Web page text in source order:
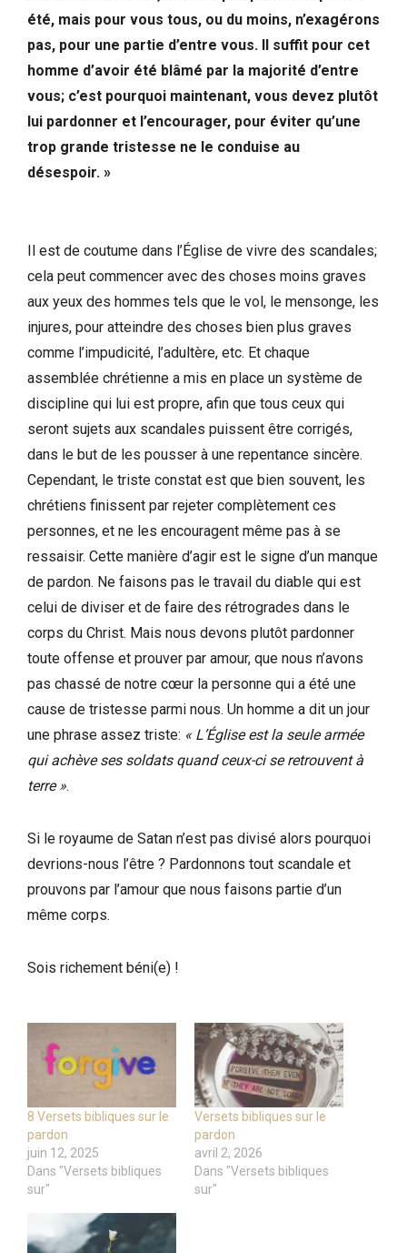
été, mais pour vous tous, ou du moins, n’exagérons
pas, pour une partie d’entre vous. Il suffit pour cet
homme d’avoir été blâmé par la majorité d’entre
vous; c’est pourquoi maintenant, vous devez plutôt
lui pardonner et l’encourager, pour éviter qu’une
trop grande tristesse ne le conduise au
désespoir. »
Il est de coutume dans l’Église de vivre des scandales;
cela peut commencer avec des choses moins graves
aux yeux des hommes tels que le vol, le mensonge, les
injures, pour atteindre des choses bien plus graves
comme l’impudicité, l’adultère, etc. Et chaque
assemblée chrétienne a mis en place un système de
discipline qui lui est propre, afin que tous ceux qui
seront sujets aux scandales puissent être corrigés,
dans le but de les pousser à une repentance sincère.
Cependant, le triste constat est que bien souvent, les
chrétiens finissent par rejeter complètement ces
personnes, et ne les encouragent même pas à se
ressaisir. Cette manière d’agir est le signe d’un manque
de pardon. Ne faisons pas le travail du diable qui est
celui de diviser et de faire des rétrogrades dans le
corps du Christ. Mais nous devons plutôt pardonner
toute offense et prouver par amour, que nous n’avons
pas chassé de notre cœur la personne qui a été une
cause de tristesse parmi nous. Un homme a dit un jour
une phrase assez triste: « L’Église est la seule armée
qui achève ses soldats quand ceux-ci se retrouvent à
terre ».
Si le royaume de Satan n’est pas divisé alors pourquoi
devrions-nous l’être ? Pardonnons tout scandale et
prouvons par l’amour que nous faisons partie d’un
même corps.
Sois richement béni(e) !
8 Versets bibliques sur le
pardon
juin 12, 2025
Dans "Versets bibliques
sur"
Versets bibliques sur le
pardon
avril 2, 2026
Dans "Versets bibliques
sur"